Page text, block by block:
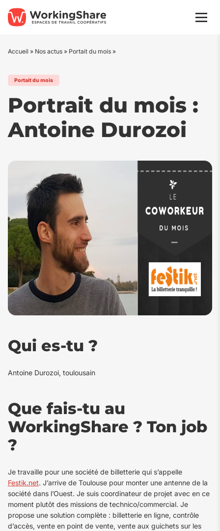
contenu
Menu
Accueil » Nos actus» Portait du mois»
Portait du mois
Portrait du mois :
Antoine Durozoi
Qui es-tu ?
Antoine Durozoi, toulousain
Que fais-tu au
WorkingShare ? Ton job
?
Je travaille pour une société de billetterie qui s’appelle
Festik.net. J’arrive de Toulouse pour monter une antenne de la
société dans l’Ouest. Je suis coordinateur de projet avec en ce
moment plutôt des missions de technico/commercial. Je
propose une solution complète : billetterie en ligne, contrôle
d’accès, vente en point de vente, vente aux guichets sur les